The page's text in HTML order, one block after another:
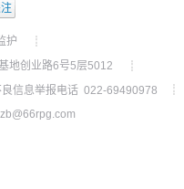
护
┊
地创业路6号5层5012
┊
良信息举报电话 022-69490978
┊